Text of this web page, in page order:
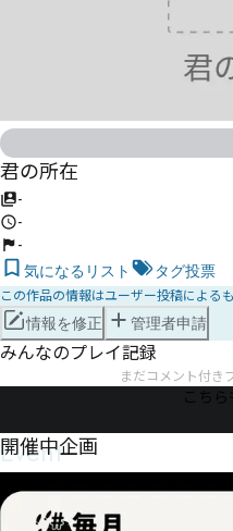
君の所在
-
-
-
気になるリスト タグ投票
この作品の情報はユーザー投稿による
情報を修正 管理者申請
みんなのプレイ記録
まだコメント付き
こち
Event
開催中企画